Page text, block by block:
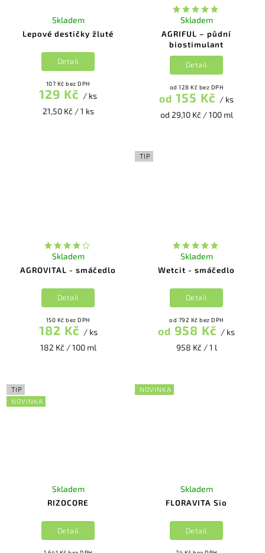
Lepové destičky žluté
Skladem
107 Kč bez DPH
129 Kč / ks
21,50 Kč / 1 ks
Detail
AGRIFUL – půdní
biostimulant
Skladem
od 128 Kč bez DPH
od 155 Kč / ks
od 29,10 Kč / 100 ml
Detail
AGROVITAL - smáčedlo
Skladem
150 Kč bez DPH
182 Kč / ks
182 Kč / 100 ml
Detail
TIP
Wetcit - smáčedlo
Skladem
od 792 Kč bez DPH
od 958 Kč / ks
958 Kč / 1 l
Detail
TIP
NOVINKA
RIZOCORE
Skladem
Detail
NOVINKA
FLORAVITA Sio
Skladem
Detail